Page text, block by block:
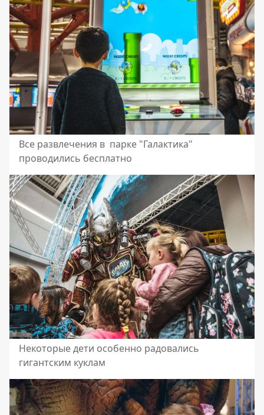
Все развлечения в парке "Галактика"
проводились бесплатно
Некоторые дети особенно радовались
гигантским куклам